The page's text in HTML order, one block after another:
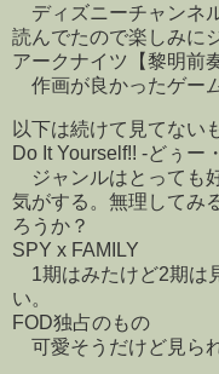
ディズニーチャンネ
読んでたので楽しみに
アークナイツ【黎明前
作画が良かったゲー
以下は続けて見てない
Do It Yourself!! -どぅー
ジャンルはとっても
気がする。無理してみ
ろうか？
SPY x FAMILY
1期はみたけど2期は
い。
FOD独占のもの
可愛そうだけど見ら